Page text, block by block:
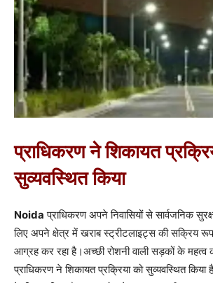
प्राधिकरण ने शिकायत
सुव्यवस्थित किया
Noida प्राधिकरण अपने निवासियों से सार्वजनिक
लिए अपने क्षेत्र में खराब स्ट्रीटलाइट्स की सक्रिय रूप
आग्रह कर रहा है।अच्छी रोशनी वाली सड़कों के महत्व
प्राधिकरण ने शिकायत प्रक्रिया को सुव्यवस्थित किया